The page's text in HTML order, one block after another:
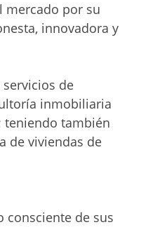
mercado por su
innovadora y
de
inmobiliaria
teniendo también
de viviendas de
consciente de sus